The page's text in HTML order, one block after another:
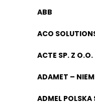
ABB
ACO
ACTE SP. Z O.O.
ADAMET –
ADMEL POLSKA